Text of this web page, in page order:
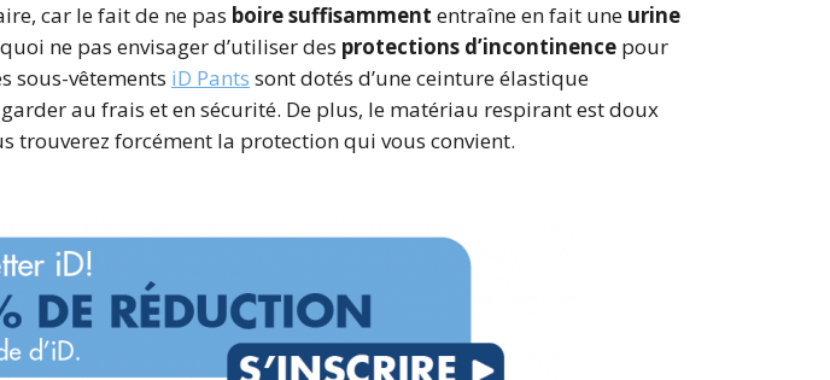
car le fait de ne pas boire suffisamment entraîne en fait une urine
ne pas envisager d’utiliser des protections d’incontinence pour
sous-vêtements iD Pants sont dotés d’une ceinture élastique
au frais et en sécurité. De plus, le matériau respirant est doux
trouverez forcément la protection qui vous convient.